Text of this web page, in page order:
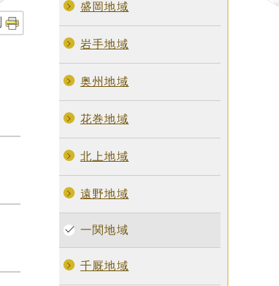
盛岡地域
岩手地域
奥州地域
花巻地域
北上地域
遠野地域
一関地域
千厩地域